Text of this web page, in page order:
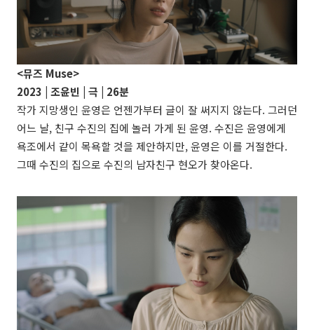
<뮤즈 Muse>
2023 | 조윤빈 | 극 | 26분
작가 지망생인 윤영은 언젠가부터 글이 잘 써지지 않는다. 그러던
어느 날, 친구 수진의 집에 놀러 가게 된 윤영. 수진은 윤영에게
욕조에서 같이 목욕할 것을 제안하지만, 윤영은 이를 거절한다.
그때 수진의 집으로 수진의 남자친구 현오가 찾아온다.